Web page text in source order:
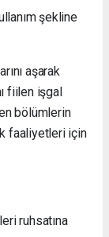
şekline
aşarak
fiilen işgal
bölümlerin
faaliyetleri için
ruhsatına